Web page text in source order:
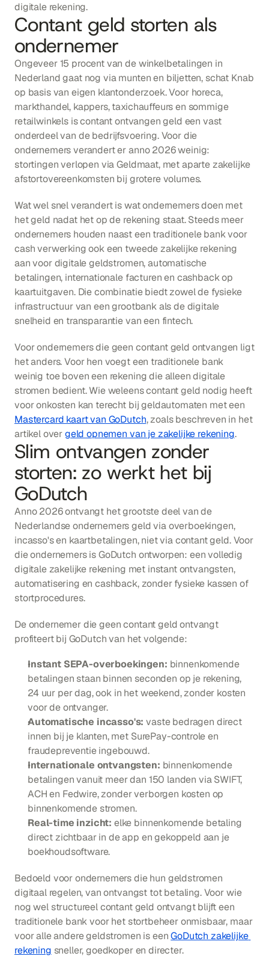
digitale rekening.
Contant geld storten als
ondernemer
Ongeveer 15 procent van de winkelbetalingen in
Nederland gaat nog via munten en biljetten, schat Knab
op basis van eigen klantonderzoek. Voor horeca,
markthandel, kappers, taxichauffeurs en sommige
retailwinkels is contant ontvangen geld een vast
onderdeel van de bedrijfsvoering. Voor die
ondernemers verandert er anno 2026 weinig:
stortingen verlopen via Geldmaat, met aparte zakelijke
afstortovereenkomsten bij grotere volumes.
Wat wel snel verandert is wat ondernemers doen met
het geld nadat het op de rekening staat. Steeds meer
ondernemers houden naast een traditionele bank voor
cash verwerking ook een tweede zakelijke rekening
aan voor digitale geldstromen, automatische
betalingen, internationale facturen en cashback op
kaartuitgaven. Die combinatie biedt zowel de fysieke
infrastructuur van een grootbank als de digitale
snelheid en transparantie van een fintech.
Voor ondernemers die geen contant geld ontvangen ligt
het anders. Voor hen voegt een traditionele bank
weinig toe boven een rekening die alleen digitale
stromen bedient. Wie weleens contant geld nodig heeft
Mastercard kaart van GoDutch, zoals beschreven in het
artikel over geld opnemen van je zakelijke rekening.
Slim ontvangen zonder
storten: zo werkt het bij
GoDutch
Anno 2026 ontvangt het grootste deel van de
Nederlandse ondernemers geld via overboekingen,
incasso's en kaartbetalingen, niet via contant geld. Voor
die ondernemers is GoDutch ontworpen: een volledig
digitale zakelijke rekening met instant ontvangsten,
automatisering en cashback, zonder fysieke kassen of
stortprocedures.
De ondernemer die geen contant geld ontvangt
profiteert bij GoDutch van het volgende:
Instant SEPA-overboekingen: binnenkomende
betalingen staan binnen seconden op je rekening,
24 uur per dag, ook in het weekend, zonder kosten
voor de ontvanger.
Automatische incasso's: vaste bedragen direct
innen bij je klanten, met SurePay-controle en
fraudepreventie ingebouwd.
Internationale ontvangsten: binnenkomende
betalingen vanuit meer dan 150 landen via SWIFT,
ACH en Fedwire, zonder verborgen kosten op
binnenkomende stromen.
Real-time inzicht: elke binnenkomende betaling
direct zichtbaar in de app en gekoppeld aan je
boekhoudsoftware.
Bedoeld voor ondernemers die hun geldstromen
digitaal regelen, van ontvangst tot betaling. Voor wie
nog wel structureel contant geld ontvangt blijft een
traditionele bank voor het stortbeheer onmisbaar, maar
voor alle andere geldstromen is een GoDutch zakelijke
rekening sneller, goedkoper en directer.